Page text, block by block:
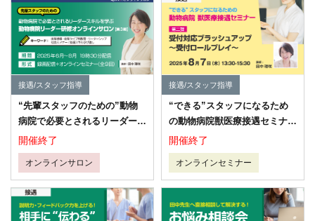
接遇/スタッフ指導
“先輩スタッフのための”動物
病院で必要とされるリーダース
キルを学ぶ 動物病院リーダー
研修オンラインサロン【第3
期】
オンラインサロン
開催終了
接遇/スタッフ指導
“できる”スタッフになるため
の動物病院獣医療接遇セミナー
シリーズ 第2弾 ～受付対応
ブラッシュアップ～
オンラインセミナー
開催終了